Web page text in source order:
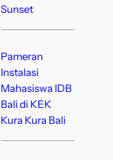
Sunset
Pameran
Instalasi
Mahasiswa IDB
Bali di KEK
Kura Kura Bali